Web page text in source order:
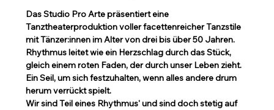
Das Studio Pro Arte präsentiert eine
Tanztheaterproduktion voller facettenreicher Tanzstile
mit Tänzer:innen im Alter von drei bis über 50 Jahren.
Rhythmus leitet wie ein Herzschlag durch das Stück,
gleich einem roten Faden, der durch unser Leben zieht.
Ein Seil, um sich festzuhalten, wenn alles andere drum
herum verrückt spielt.
Wir sind Teil eines Rhythmus' und sind doch stetig auf